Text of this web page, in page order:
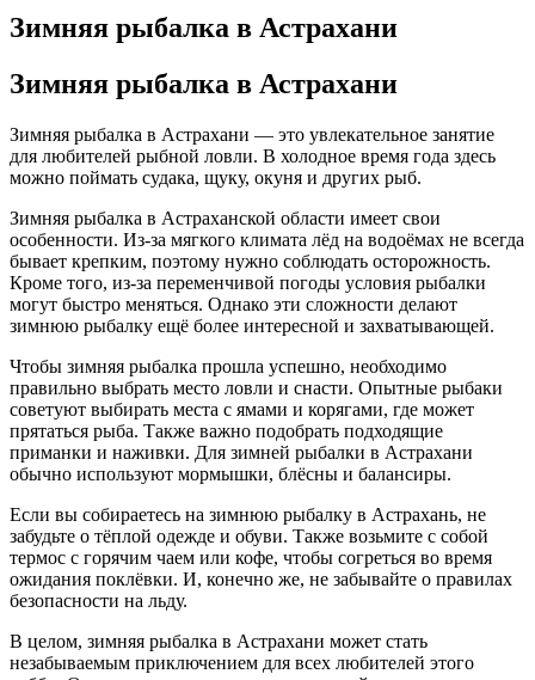
Зимняя рыбалка в Астрахани
Зимняя рыбалка в Астрахани
Зимняя рыбалка в Астрахани — это увлекательное занятие
для любителей рыбной ловли. В холодное время года здесь
можно поймать судака, щуку, окуня и других рыб.
Зимняя рыбалка в Астраханской области имеет свои
особенности. Из-за мягкого климата лёд на водоёмах не всегда
бывает крепким, поэтому нужно соблюдать осторожность.
Кроме того, из-за переменчивой погоды условия рыбалки
могут быстро меняться. Однако эти сложности делают
зимнюю рыбалку ещё более интересной и захватывающей.
Чтобы зимняя рыбалка прошла успешно, необходимо
правильно выбрать место ловли и снасти. Опытные рыбаки
советуют выбирать места с ямами и корягами, где может
прятаться рыба. Также важно подобрать подходящие
приманки и наживки. Для зимней рыбалки в Астрахани
обычно используют мормышки, блёсны и балансиры.
Если вы собираетесь на зимнюю рыбалку в Астрахань, не
забудьте о тёплой одежде и обуви. Также возьмите с собой
термос с горячим чаем или кофе, чтобы согреться во время
ожидания поклёвки. И, конечно же, не забывайте о правилах
безопасности на льду.
В целом, зимняя рыбалка в Астрахани может стать
незабываемым приключением для всех любителей этого
Тритон на карте Астраханской области — Яндекс Карты